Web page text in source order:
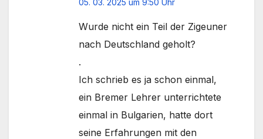
05. 03. 2025 um 9:50 Uhr
Wurde nicht ein Teil der Zigeuner
nach Deutschland geholt?
.
Ich schrieb es ja schon einmal,
ein Bremer Lehrer unterrichtete
einmal in Bulgarien, hatte dort
seine Erfahrungen mit den